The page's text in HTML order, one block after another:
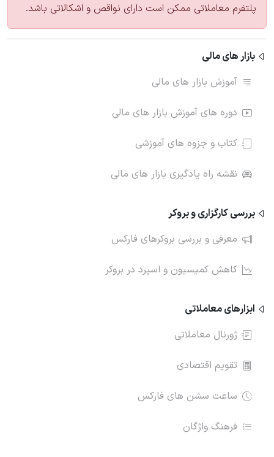
پلتفرم معاملاتی ممکن است دارای نواقص و اشکالاتی باشد.
بازار های مالی
آموزش بازار های مالی
دوره های آموزش بازار های مالی
کتاب و جزوه های آموزشی
نقشه راه یادگیری بازار های مالی
بررسی کارگزاری و بروکر
معرفی و بررسی بروکرهای فارکس
کاهش کمیسیون و اسپرد در بروکر
ابزارهای معاملاتی
ژورنال معاملاتی
تقویم اقتصادی
ساعت سشن های فارکس
فرهنگ واژگان